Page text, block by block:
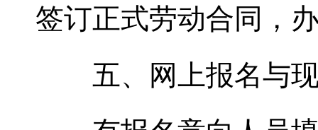
签订正式劳动合同，
五、网上报名与现